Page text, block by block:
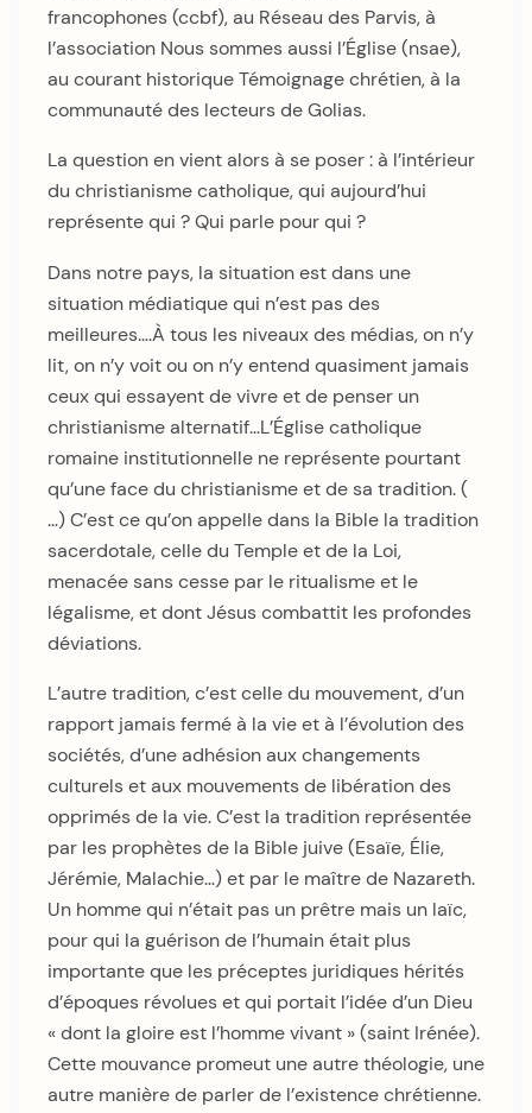
francophones (ccbf), au Réseau des Parvis, à
l’association Nous sommes aussi l’Église (nsae),
au courant historique Témoignage chrétien, à la
communauté des lecteurs de Golias.
La question en vient alors à se poser : à l’intérieur
du christianisme catholique, qui aujourd’hui
représente qui ? Qui parle pour qui ?
Dans notre pays, la situation est dans une
situation médiatique qui n’est pas des
meilleures….À tous les niveaux des médias, on n’y
lit, on n’y voit ou on n’y entend quasiment jamais
ceux qui essayent de vivre et de penser un
christianisme alternatif…L’Église catholique
romaine institutionnelle ne représente pourtant
qu’une face du christianisme et de sa tradition. (
…) C’est ce qu’on appelle dans la Bible la tradition
sacerdotale, celle du Temple et de la Loi,
menacée sans cesse par le ritualisme et le
légalisme, et dont Jésus combattit les profondes
déviations.
L’autre tradition, c’est celle du mouvement, d’un
rapport jamais fermé à la vie et à l’évolution des
sociétés, d’une adhésion aux changements
culturels et aux mouvements de libération des
opprimés de la vie. C’est la tradition représentée
par les prophètes de la Bible juive (Esaïe, Élie,
Jérémie, Malachie…) et par le maître de Nazareth.
Un homme qui n’était pas un prêtre mais un laïc,
pour qui la guérison de l’humain était plus
importante que les préceptes juridiques hérités
d’époques révolues et qui portait l’idée d’un Dieu
« dont la gloire est l’homme vivant » (saint Irénée).
Cette mouvance promeut une autre théologie, une
autre manière de parler de l’existence chrétienne.